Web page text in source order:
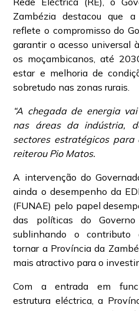
Zambézia destacou que
reflete o compromisso do
garantir o acesso universal
os moçambicanos, até
estar e melhoria de
sobretudo nas zonas rurais.
“A chegada de energia
nas áreas da indústria,
sectores estratégicos para
reiterou Pio Matos.
A intervenção do
ainda o desempenho da
(FUNAE) pelo papel
das políticas do
sublinhando o contributo
tornar a Província da
mais atractivo para o
Com a entrada em
estrutura eléctrica, a